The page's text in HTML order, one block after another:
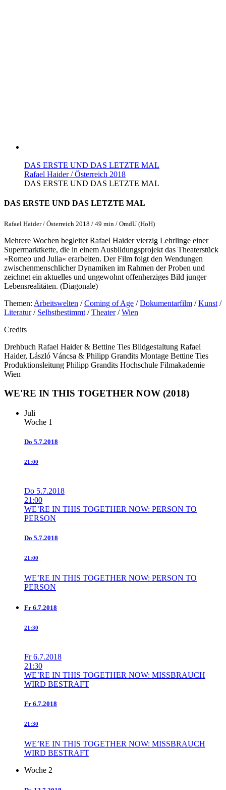
DAS ERSTE UND DAS LETZTE MAL
Rafael Haider / Österreich 2018
DAS ERSTE UND DAS LETZTE MAL
DAS ERSTE UND DAS LETZTE MAL
Rafael Haider / Österreich 2018 / 49 min / OmdU (HoH)
Mehrere Wochen begleitet Rafael Haider vierzig Lehrlinge einer
Supermarktkette, die in einem Ausbildungsprojekt das Theaterstück
»Romeo und Julia« erarbeiten. Der Film folgt den Wendungen
zwischenmenschlicher Dynamiken im Rahmen der Proben und
zeichnet ein aktuelles und ungewohnt offenherziges Bild junger
Lebensrealitäten. (Diagonale)
Themen: Arbeitswelten /Coming of Age /Dokumentarfilm /Kunst /
Literatur/ Selbstbestimmt /Theater/Wien
Credits
Drehbuch Rafael Haider & Bettine Ties Bildgestaltung Rafael
Haider, László Váncsa & Philipp Grandits Montage Bettine Ties
Produktionsleitung Philipp Grandits Hochschule Filmakademie
Wien
WE'RE IN THIS TOGETHER NOW (2018)
Juli
Woche 1
Do 5.7.2018
21:00
Do 5.7.2018
21:00
WE’RE IN THIS TOGETHER NOW: PERSON TO
PERSON
Do 5.7.2018
21:00
WE’RE IN THIS TOGETHER NOW: PERSON TO
PERSON
Fr 6.7.2018
21:30
Fr 6.7.2018
21:30
WE’RE IN THIS TOGETHER NOW: MISSBRAUCH
WIRD BESTRAFT
Fr 6.7.2018
21:30
WE’RE IN THIS TOGETHER NOW: MISSBRAUCH
WIRD BESTRAFT
Woche 2